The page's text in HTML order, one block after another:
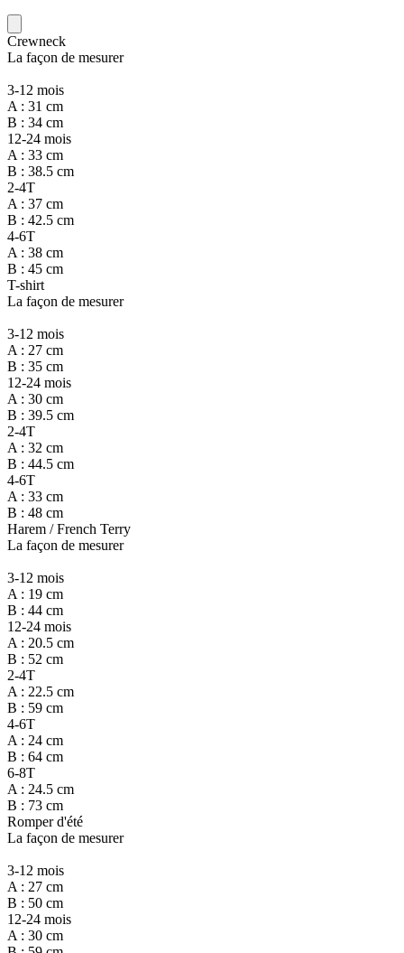
Crewneck
La façon de mesurer
3-12 mois
A : 31 cm
B : 34 cm
12-24 mois
A : 33 cm
B : 38.5 cm
2-4T
A : 37 cm
B : 42.5 cm
4-6T
A : 38 cm
B : 45 cm
T-shirt
La façon de mesurer
3-12 mois
A : 27 cm
B : 35 cm
12-24 mois
A : 30 cm
B : 39.5 cm
2-4T
A : 32 cm
B : 44.5 cm
4-6T
A : 33 cm
B : 48 cm
Harem / French Terry
La façon de mesurer
3-12 mois
A : 19 cm
B : 44 cm
12-24 mois
A : 20.5 cm
B : 52 cm
2-4T
A : 22.5 cm
B : 59 cm
4-6T
A : 24 cm
B : 64 cm
6-8T
A : 24.5 cm
B : 73 cm
Romper d'été
La façon de mesurer
3-12 mois
A : 27 cm
B : 50 cm
12-24 mois
A : 30 cm